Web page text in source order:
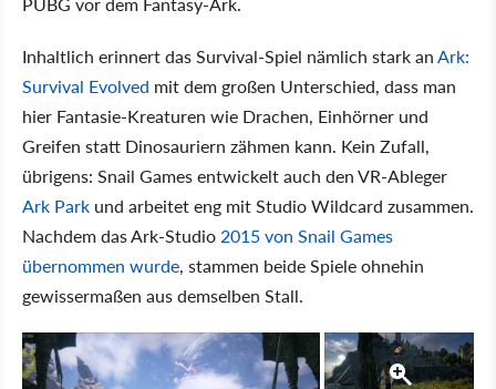
Inhaltlich erinnert das Survival-Spiel nämlich stark anArk:
Survival Evolved mit dem großen Unterschied, dass man
hier Fantasie-Kreaturen wie Drachen, Einhörner und
Greifen statt Dinosauriern zähmen kann. Kein Zufall,
übrigens: Snail Games entwickelt auch den VR-Ableger
Ark Park und arbeitet eng mit Studio Wildcard zusammen.
Nachdem das Ark-Studio2015 von Snail Games
übernommen wurde, stammen beide Spiele ohnehin
gewissermaßen aus demselben Stall.